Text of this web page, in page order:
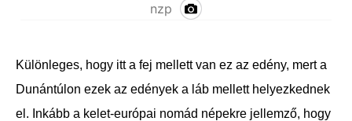
nzp
Különleges, hogy itt a fej mellett van ez az edény, mert a
Dunántúlon ezek az edények a láb mellett helyezkednek
el. Inkább a kelet-európai nomád népekre jellemző, hogy